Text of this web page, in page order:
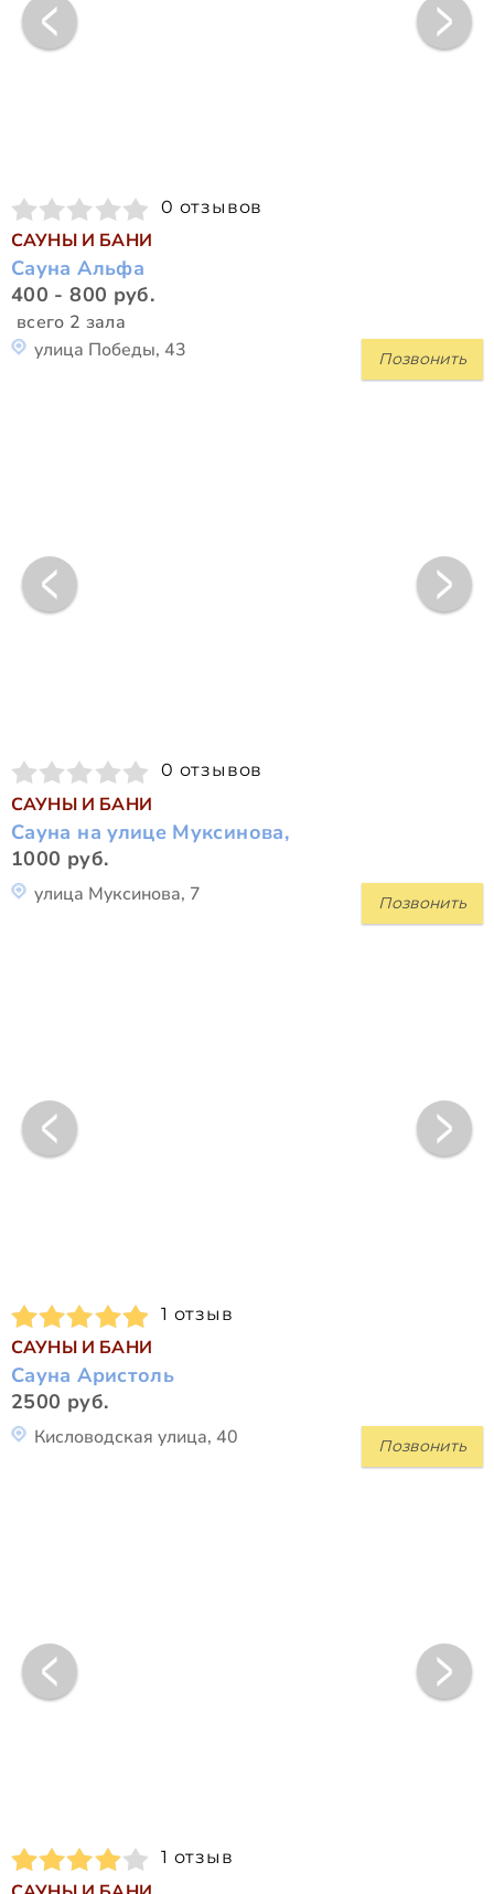
0 отзывов
САУНЫ И БАНИ
Сауна Альфа
400 - 800 руб.
всего 2 зала
Позвонить
улица Победы, 43
0 отзывов
САУНЫ И БАНИ
Сауна на улице Муксинова,
1000 руб.
Позвонить
улица Муксинова, 7
1 отзыв
САУНЫ И БАНИ
Сауна Аристоль
2500 руб.
Позвонить
Кисловодская улица, 40
1 отзыв